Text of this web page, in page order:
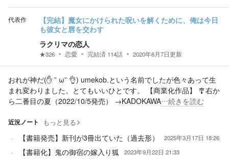
代表作
【完結】魔女にかけられた呪いを解くために、俺は今日
も彼女と唇を交わす
ラクリマの恋人
★326 恋愛 完結済 114話 2020年6月7日更新
おれが神だ(✋ ˘ ω˘ 👌) umekob.という名前でしたが色々あって生
まれ変わりました。とてもいいひとです。 【商業化作品】 🎐右か
ら二番目の夏（2022/10/5発売） →KADOKAWA…続きを読む
近況ノート もっと見る
【書籍発売】新刊が3冊出ていた（過去形） 2025年3月17日 18:26
【書籍化】鬼の御宿の嫁入り狐 2023年9月22日 21:33